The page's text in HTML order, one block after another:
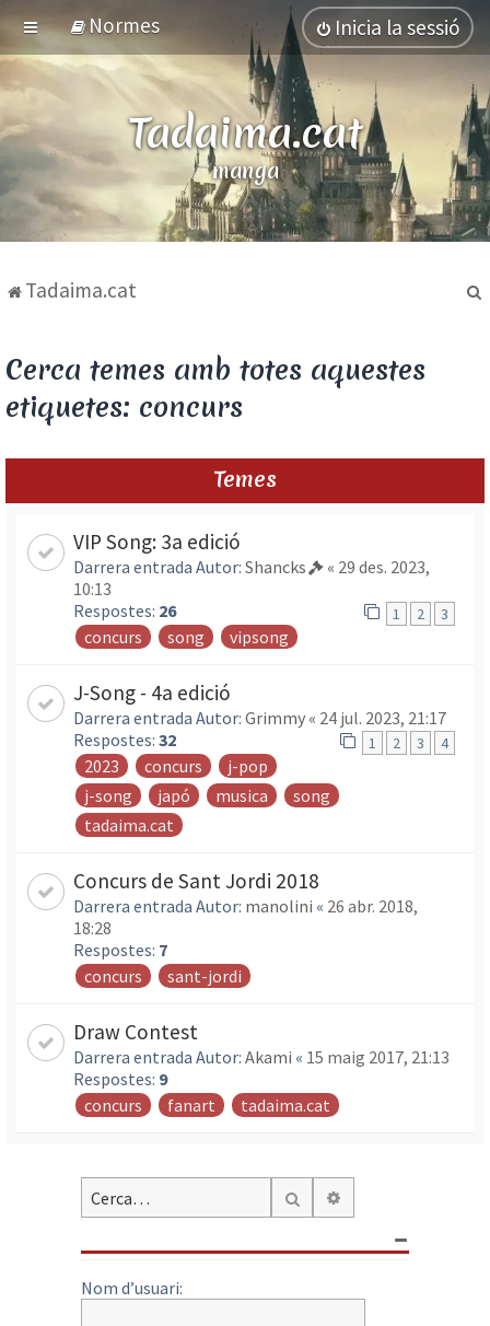
Normes Inicia la sessió
Tadaima.cat
manga
Tadaima.cat
Cerca temes amb totes aquestes
etiquetes: concurs
Temes
VIP Song: 3a edició
Darrera entrada Autor: Shancks « 29 des. 2023,
10:13
Respostes: 26 1 2 3
concurs song vipsong
J-Song - 4a edició
Darrera entrada Autor: Grimmy « 24 jul. 2023, 21:17
Respostes: 32 1 2 3 4
2023 concurs
j-pop
j-song
japó musica
song
tadaima.cat
Concurs de Sant Jordi 2018
Darrera entrada Autor: manolini « 26 abr. 2018,
18:28
Respostes: 7
concurs
sant-jordi
Draw Contest
Darrera entrada Autor: Akami « 15 maig 2017, 21:13
Respostes: 9
concurs
fanart tadaima.cat
Cerca
Nom d’usuari: